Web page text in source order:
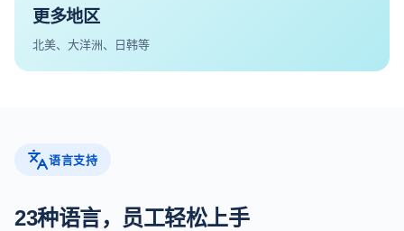
更多地区
北美、大洋洲、日韩等
语言支持
23种语言，员工轻松上手